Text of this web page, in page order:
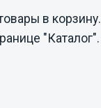
в корзину.
"Каталог".